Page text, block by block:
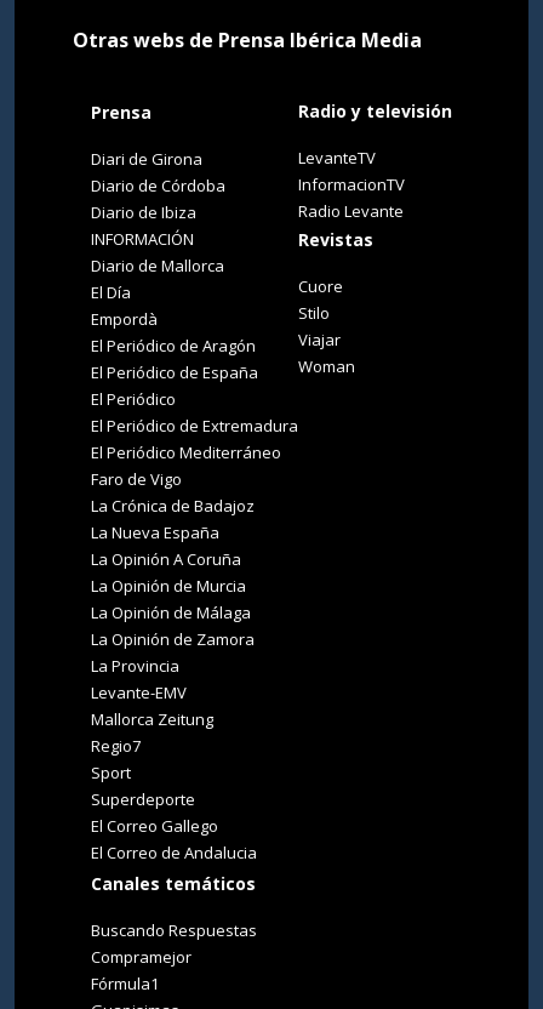
Otras webs de Prensa Ibérica Media
Prensa
Diari de Girona
Diario de Córdoba
Diario de Ibiza
INFORMACIÓN
Diario de Mallorca
El Día
Empordà
El Periódico de Aragón
El Periódico de España
El Periódico
El Periódico de Extremadura
El Periódico Mediterráneo
Faro de Vigo
La Crónica de Badajoz
La Nueva España
La Opinión A Coruña
La Opinión de Murcia
La Opinión de Málaga
La Opinión de Zamora
La Provincia
Levante-EMV
Mallorca Zeitung
Regio7
Sport
Superdeporte
El Correo Gallego
El Correo de Andalucia
Canales temáticos
Buscando Respuestas
Compramejor
Fórmula1
Radio y televisión
LevanteTV
InformacionTV
Radio Levante
Revistas
Cuore
Stilo
Viajar
Woman